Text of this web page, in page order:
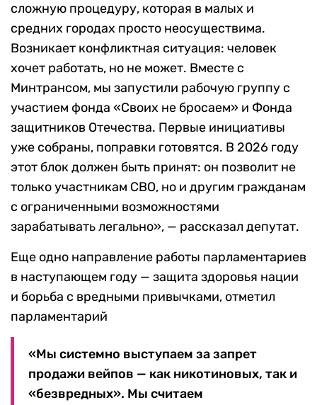
сложную процедуру, которая в малых и
средних городах просто неосуществима.
Возникает конфликтная ситуация: человек
хочет работать, но не может. Вместе с
Минтрансом, мы запустили рабочую группу с
участием фонда «Своих не бросаем» и Фонда
защитников Отечества. Первые инициативы
уже собраны, поправки готовятся. В 2026 году
этот блок должен быть принят: он позволит не
только участникам СВО, но и другим гражданам
с ограниченными возможностями
зарабатывать легально», — рассказал депутат.
Еще одно направление работы парламентариев
в наступающем году — защита здоровья нации
и борьба с вредными привычками, отметил
парламентарий
«Мы системно выступаем за запрет
продажи вейпов — как никотиновых, так и
«безвредных». Мы считаем